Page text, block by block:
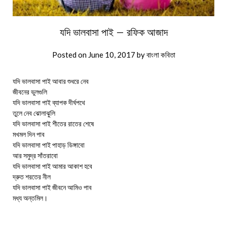
যদি ভালবাসা পাই – রফিক আজাদ
Posted on June 10, 2017 byবাংলা কবিতা
যদি ভালবাসা পাই আবার শুধরে নেব
জীবনের ভুলগুলি
যদি ভালবাসা পাই ব্যাপক দীর্ঘপথে
তুলে নেব ঝোলাঝুলি
যদি ভালবাসা পাই শীতের রাতের শেষে
মখমল দিন পাব
যদি ভালবাসা পাই পাহাড় ডিঙ্গাবো
আর সমুদ্র সাঁতরাবো
যদি ভালবাসা পাই আমার আকাশ হবে
দ্রুত শরতের নীল
যদি ভালবাসা পাই জীবনে আমিও পাব
মধ্য অন্তমিল।